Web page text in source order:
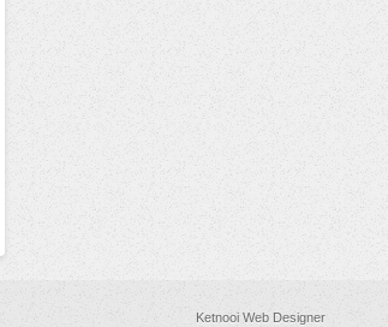
Ketnooi Web Designer